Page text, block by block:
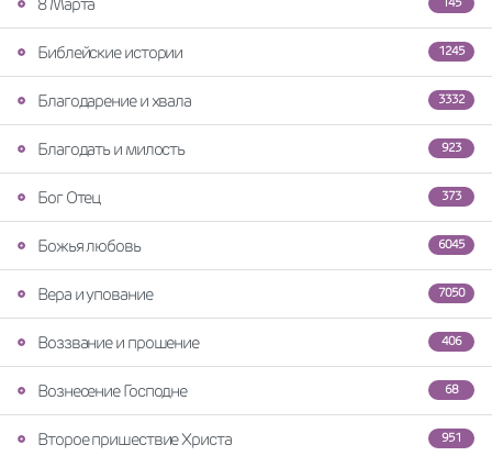
8 Марта
1245
Библейские истории
3332
Благодарение и хвала
923
Благодать и милость
373
Бог Отец
6045
Божья любовь
7050
Вера и упование
406
Воззвание и прошение
68
Вознесение Господне
951
Второе пришествие Христа